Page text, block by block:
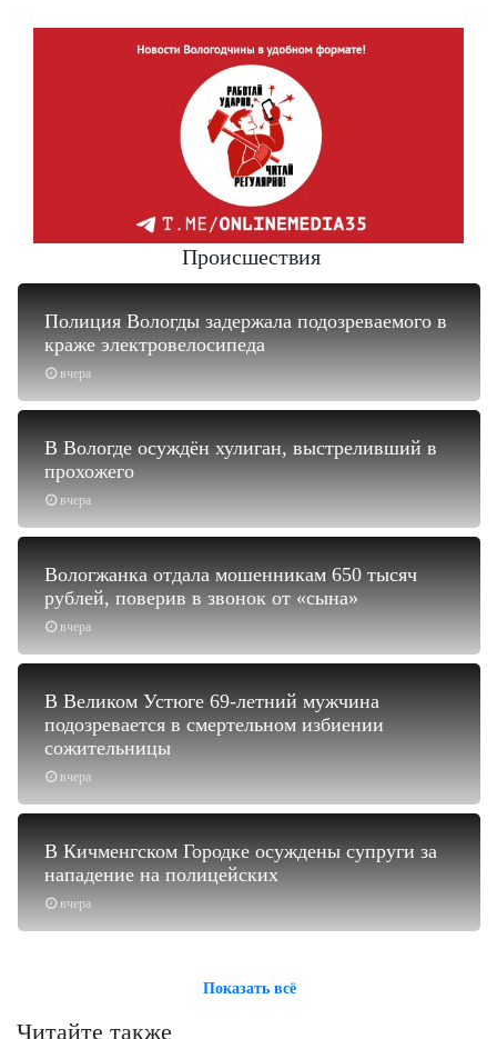
Происшествия
вчера
Полиция Вологды задержала подозреваемого в
краже электровелосипеда
вчера
В Вологде осуждён хулиган, выстреливший в
прохожего
вчера
Вологжанка отдала мошенникам 650 тысяч
рублей, поверив в звонок от «сына»
вчера
В Великом Устюге 69-летний мужчина
подозревается в смертельном избиении
сожительницы
вчера
В Кичменгском Городке осуждены супруги за
нападение на полицейских
Показать всё
Читайте также